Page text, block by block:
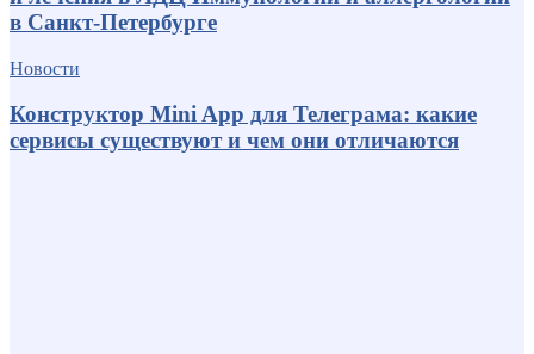
в Санкт-Петербурге
Новости
Конструктор Mini App для Телеграма: какие
сервисы существуют и чем они отличаются